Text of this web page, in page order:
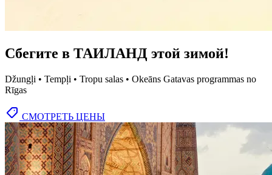
Сбегите в ТАИЛАНД этой зимой!
Džungļi • Tempļi • Tropu salas • Okeāns Gatavas programmas no
Rīgas
СМОТРЕТЬ ЦЕНЫ